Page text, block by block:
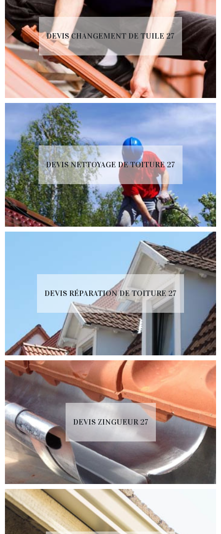
DEVIS CHANGEMENT DE TUILE 27
DEVIS NETTOYAGE DE TOITURE 27
DEVIS RÉPARATION DE TOITURE 27
DEVIS ZINGUEUR 27